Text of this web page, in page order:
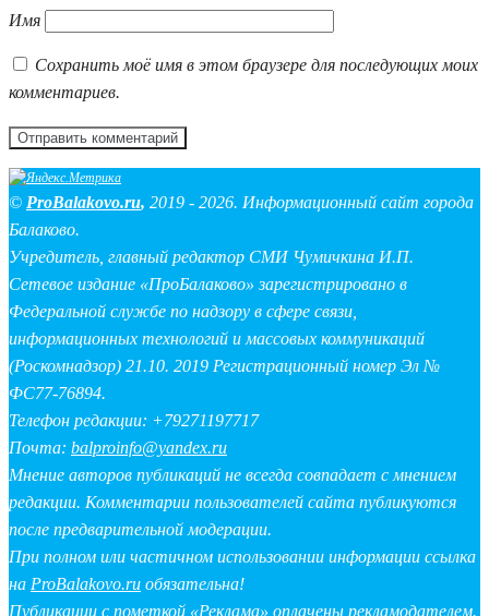
Имя
Сохранить моё имя в этом браузере для последующих моих
комментариев.
© ProBalakovo.ru, 2019 - 2026. Информационный сайт города
Балаково.
Учредитель, главный редактор СМИ Чумичкина И.П.
Сетевое издание «ПроБалаково» зарегистрировано в
Федеральной службе по надзору в сфере связи,
информационных технологий и массовых коммуникаций
(Роскомнадзор) 21.10. 2019 Регистрационный номер Эл №
ФС77-76894.
Телефон редакции: +79271197717
Почта: balproinfo@yandex.ru
Мнение авторов публикаций не всегда совпадает с мнением
редакции. Комментарии пользователей сайта публикуются
после предварительной модерации.
При полном или частичном использовании информации ссылка
на ProBalakovo.ru обязательна!
Публикации с пометкой «Реклама» оплачены рекламодателем.